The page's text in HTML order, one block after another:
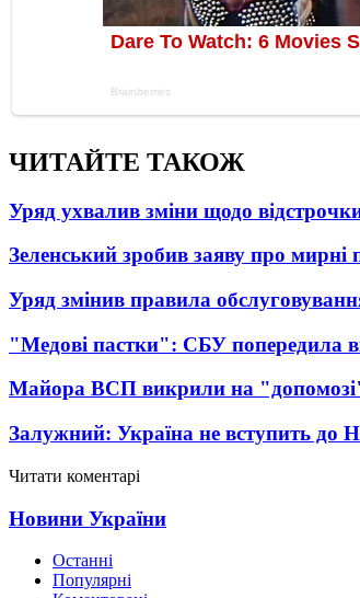
ЧИТАЙТЕ ТАКОЖ
Уряд ухвалив зміни щодо відстрочки
Зеленський зробив заяву про мирні
Уряд змінив правила
"Медові пастки": СБУ попередила
Майора ВСП викрили на
Залужний: Україна не вступить до
Читати коментарі
Новини України
Останні
Популярні